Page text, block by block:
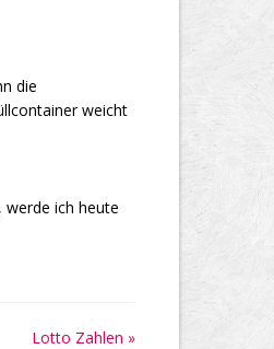
die
weicht
werde ich heute
Lotto Zahlen »